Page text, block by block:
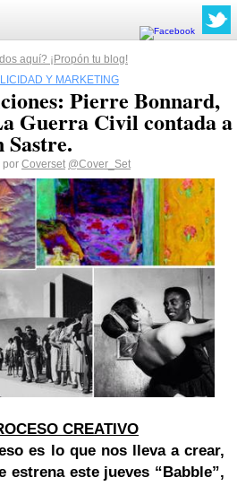
aquí? ¡Propón tu blog!
Y MARKETING
Pierre Bonnard,
Guerra Civil contada a
Sastre.
por Coverset @Cover_Set
CREATIVO
es lo que nos lleva a crear,
estrena este jueves “Babble”,